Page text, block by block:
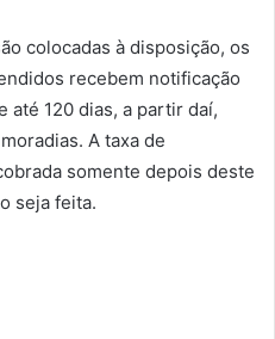
colocadas à disposição, os
recebem notificação
até 120 dias, a partir daí,
A taxa de
somente depois deste
seja feita.